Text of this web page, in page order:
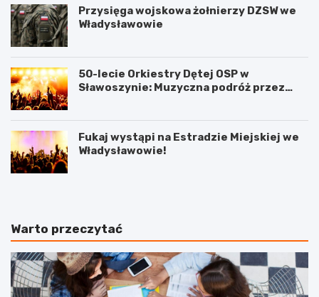
Przysięga wojskowa żołnierzy DZSW we
Władysławowie
50-lecie Orkiestry Dętej OSP w
Sławoszynie: Muzyczna podróż przez
Fukaj wystąpi na Estradzie Miejskiej we
Władysławowie!
Warto przeczytać